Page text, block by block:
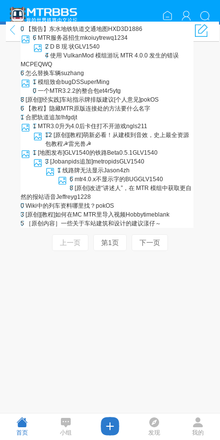
MTR中文图书馆
0 【预告】东水地铁轨道交通地图 HXD3D1886
6 MTR服务器招生mkoiuytrewq1234
2 D B 现 状GLV1540
4 使用 VulkanMod 模组游玩 MTR 4.0.0 发生的错误
MCPEQWQ
6 怎么替换车辆suzhang
1 模组致命bug DSSuperMing
0 一个MTR3.2.2的整合包et4r5ytg
8 [原创][经实践]车站指示牌排版建议[个人意见]pokOS
6
【教程】隐藏MTR原版连接处的方法要什么名字
1 合肥轨道追加!hfgdjt
1 MTR3.0升为4.0后卡住打不开游戏ngls211
12 [原创][教程]萌新必看！从建模到音效，史上最全资源
包教程☭雷光兽☭
1 [地图发布]GLV1540的铁路Beta0.5.1GLV1540
3 [Jobanpids追加]metropidsGLV1540
1 线路牌无法显示Jason4zh
6 mtr4.0.x不显示字的BUGGLV1540
8 [原创]改进“讲述人”，在 MTR 模组中获取更自
然的报站语音Jeffreyg1228
0 Wiki中的列车资料哪里找？ pokOS
3 [原创][教程]如何在MC MTR里导入视频Hobbytimeblank
5
［原创内容］一些关于车站建筑和设计的建议漾仔～
上一页 第1页 下一页
首页 小组 发现 我的